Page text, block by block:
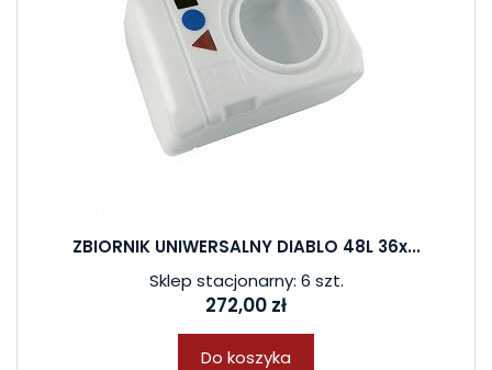
ZBIORNIK UNIWERSALNY DIABLO 48L 36x...
Sklep stacjonarny: 6 szt.
272,00 zł
Do koszyka